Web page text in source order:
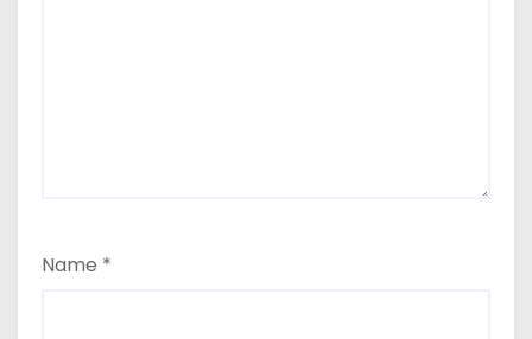
Name *